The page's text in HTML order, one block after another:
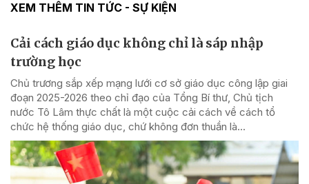
XEM THÊM TIN TỨC - SỰ KIỆN
Cải cách giáo dục không chỉ là sáp nhập
trường học
Chủ trương sắp xếp mạng lưới cơ sở giáo dục công lập giai
đoạn 2025-2026 theo chỉ đạo của Tổng Bí thư, Chủ tịch
nước Tô Lâm thực chất là một cuộc cải cách về cách tổ
chức hệ thống giáo dục, chứ không đơn thuần là...